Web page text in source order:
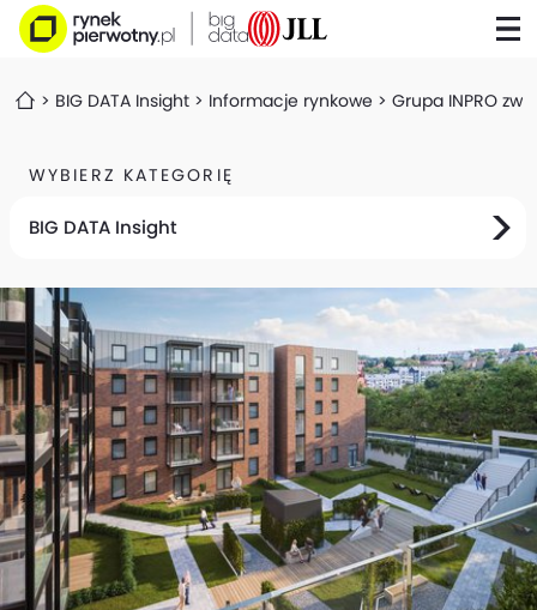
BIG DATA Insight Informacje rynkowe Grupa INPRO
WYBIERZ KATEGORIĘ
BIG DATA Insight